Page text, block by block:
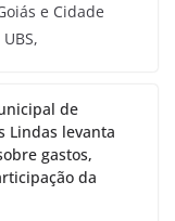
e Cidade
de
Lindas levanta
gastos,
da